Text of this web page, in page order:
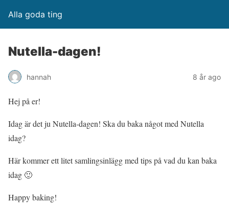
Alla goda ting
Nutella-dagen!
hannah 8 år ago
Hej på er!
Idag är det ju Nutella-dagen! Ska du baka något med Nutella
idag?
Här kommer ett litet samlingsinlägg med tips på vad du kan baka
idag 🙂
Happy baking!